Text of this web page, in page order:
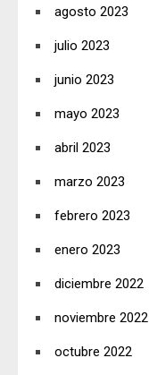
agosto 2023
julio 2023
junio 2023
mayo 2023
abril 2023
marzo 2023
febrero 2023
enero 2023
diciembre 2022
noviembre 2022
octubre 2022